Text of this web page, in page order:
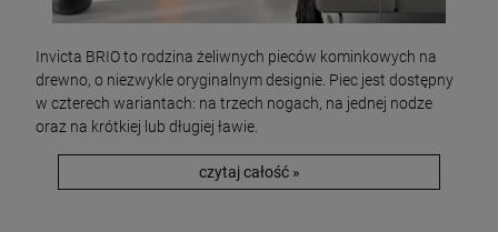
Invicta BRIO to rodzina żeliwnych pieców kominkowych na
drewno, o niezwykle oryginalnym designie. Piec jest dostępny
w czterech wariantach: na trzech nogach, na jednej nodze
oraz na krótkiej lub długiej ławie.
czytaj całość »